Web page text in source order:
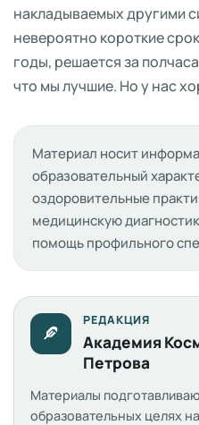
накладываемых другими
невероятно короткие
годы, решается за
что мы лучшие. Но у нас
Материал носит
образовательный
оздоровительные
медицинскую
помощь профильного
РЕДАКЦИЯ
Академия
Петрова
Материалы
образовательных целях